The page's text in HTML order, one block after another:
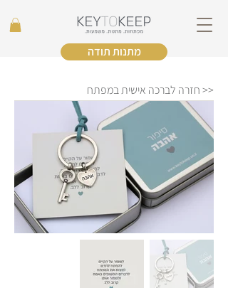
מתנות תודה
<< חזרה לברכה אישית במפתח